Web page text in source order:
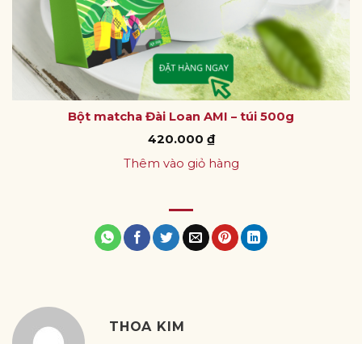
Bột matcha Đài Loan AMI – túi 500g
420.000 ₫
Thêm vào giỏ hàng
THOA KIM